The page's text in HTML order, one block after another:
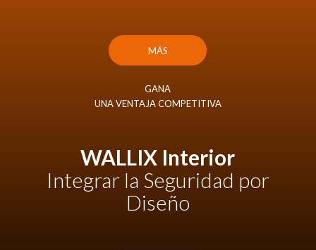
MÁS
GANA
UNA VENTAJA COMPETITIVA
WALLIX Interior
Integrar la Seguridad por
Diseño